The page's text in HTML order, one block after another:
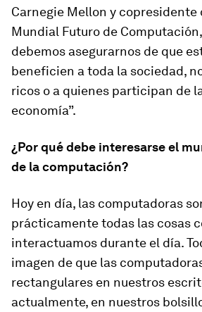
Carnegie Mellon y copresidente
Mundial Futuro de
debemos asegurarnos de que
beneficien a toda la sociedad,
ricos o a quienes participan de
economía”.
¿Por qué debe interesarse el
de la computación?
Hoy en día, las computadoras
prácticamente todas las cosas
interactuamos durante el día.
imagen de que las
rectangulares en nuestros
actualmente, en nuestros